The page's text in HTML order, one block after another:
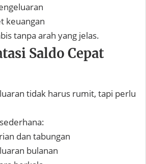
keuangan
tanpa arah yang jelas.
Saldo Cepat
tidak harus rumit, tapi perlu
dan tabungan
bulanan